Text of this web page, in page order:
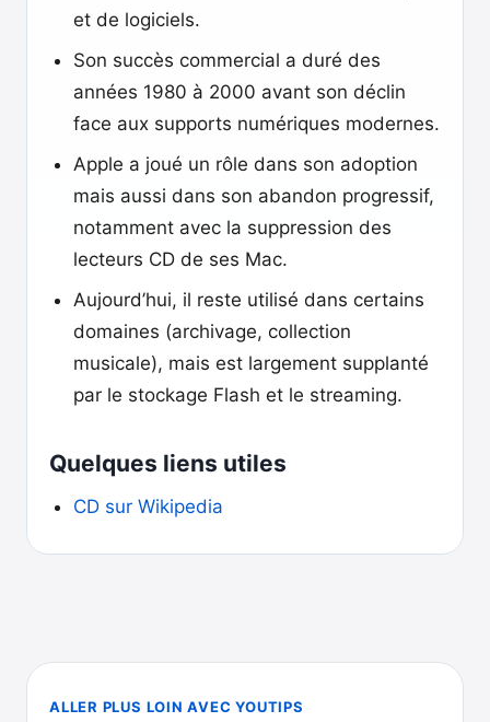
et de logiciels.
Son succès commercial a duré des
années 1980 à 2000 avant son déclin
face aux supports numériques modernes.
Apple a joué un rôle dans son adoption
mais aussi dans son abandon progressif,
notamment avec la suppression des
lecteurs CD de ses Mac.
Aujourd’hui, il reste utilisé dans certains
domaines (archivage, collection
musicale), mais est largement supplanté
par le stockage Flash et le streaming.
Quelques liens utiles
CD sur Wikipedia
ALLER PLUS LOIN AVEC YOUTIPS